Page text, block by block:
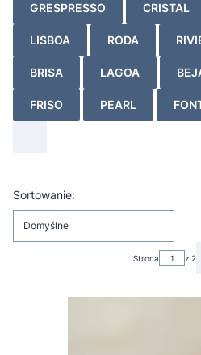
GRESPRESSO CRISTAL
LISBOA RODA
BRISA LAGOA
FRISO PEARL
Lista produktów
Sortowanie:
Domyślne
Strona z 2